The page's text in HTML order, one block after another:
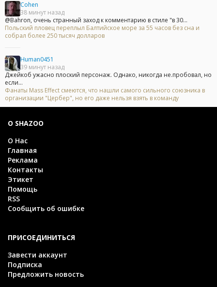
Cohen
38 минут назад
@Bahron, очень странный заход к комментарию в стиле "в 30...
Польский пловец переплыл Балтийское море за 55 часов без сна и
собрал более 250 тысяч долларов
Human0451
39 минут назад
Джейкоб ужасно плоский персонаж. Однако, никогда не.пробовал, но
если...
Фанаты Mass Effect смеются, что нашли самого сильного союзника в
организации "Цербер", но его даже нельзя взять в команду
О SHAZOO
О Нас
Главная
Реклама
Контакты
Этикет
Помощь
RSS
Сообщить об ошибке
ПРИСОЕДИНИТЬСЯ
Завести аккаунт
Подписка
Предложить новость